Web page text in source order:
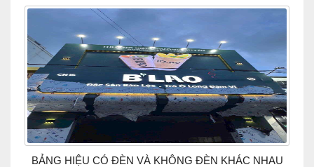
BẢNG HIỆU CÓ ĐÈN VÀ KHÔNG ĐÈN KHÁC NHAU